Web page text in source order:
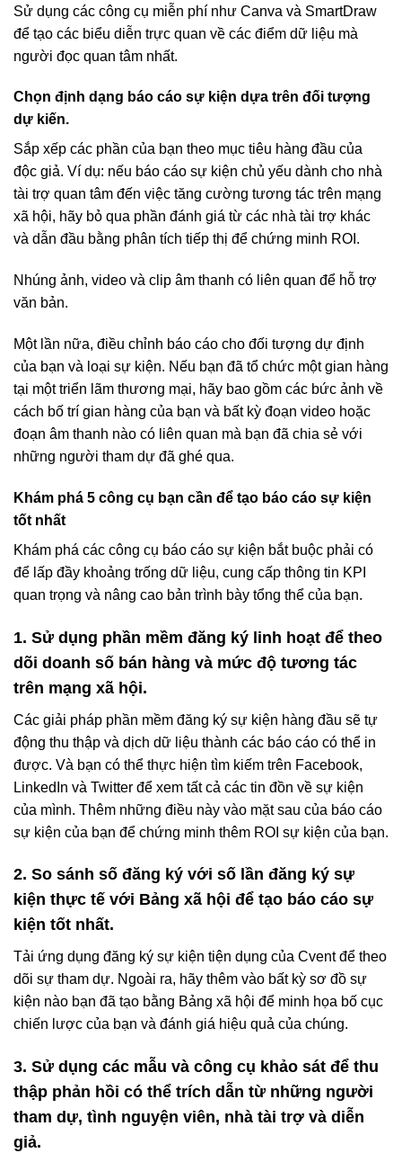
Sử dụng các công cụ miễn phí như Canva và SmartDraw
để tạo các biểu diễn trực quan về các điểm dữ liệu mà
người đọc quan tâm nhất.
Chọn định dạng báo cáo sự kiện dựa trên đối tượng
dự kiến.
Sắp xếp các phần của bạn theo mục tiêu hàng đầu của
độc giả. Ví dụ: nếu báo cáo sự kiện chủ yếu dành cho nhà
tài trợ quan tâm đến việc tăng cường tương tác trên mạng
xã hội, hãy bỏ qua phần đánh giá từ các nhà tài trợ khác
và dẫn đầu bằng phân tích tiếp thị để chứng minh ROI.
Nhúng ảnh, video và clip âm thanh có liên quan để hỗ trợ
văn bản.
Một lần nữa, điều chỉnh báo cáo cho đối tượng dự định
của bạn và loại sự kiện. Nếu bạn đã tổ chức một gian hàng
tại một triển lãm thương mại, hãy bao gồm các bức ảnh về
cách bố trí gian hàng của bạn và bất kỳ đoạn video hoặc
đoạn âm thanh nào có liên quan mà bạn đã chia sẻ với
những người tham dự đã ghé qua.
Khám phá 5 công cụ bạn cần để tạo báo cáo sự kiện
tốt nhất
Khám phá các công cụ báo cáo sự kiện bắt buộc phải có
để lấp đầy khoảng trống dữ liệu, cung cấp thông tin KPI
quan trọng và nâng cao bản trình bày tổng thể của bạn.
1. Sử dụng phần mềm đăng ký linh hoạt để theo
dõi doanh số bán hàng và mức độ tương tác
trên mạng xã hội.
Các giải pháp phần mềm đăng ký sự kiện hàng đầu sẽ tự
động thu thập và dịch dữ liệu thành các báo cáo có thể in
được. Và bạn có thể thực hiện tìm kiếm trên Facebook,
LinkedIn và Twitter để xem tất cả các tin đồn về sự kiện
của mình. Thêm những điều này vào mặt sau của báo cáo
sự kiện của bạn để chứng minh thêm ROI sự kiện của bạn.
2. So sánh số đăng ký với số lần đăng ký sự
kiện thực tế với Bảng xã hội để tạo báo cáo sự
kiện tốt nhất.
Tải ứng dụng đăng ký sự kiện tiện dụng của Cvent để theo
dõi sự tham dự. Ngoài ra, hãy thêm vào bất kỳ sơ đồ sự
kiện nào bạn đã tạo bằng Bảng xã hội để minh họa bố cục
chiến lược của bạn và đánh giá hiệu quả của chúng.
3. Sử dụng các mẫu và công cụ khảo sát để thu
thập phản hồi có thể trích dẫn từ những người
tham dự, tình nguyện viên, nhà tài trợ và diễn
giả.